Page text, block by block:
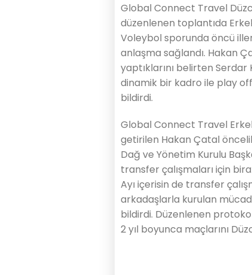
Global Connect Travel
düzenlenen toplantıda
Voleybol sporunda öncü
anlaşma sağlandı. Hakan
yaptıklarını belirten
dinamik bir kadro ile play
bildirdi.
Global Connect Travel
getirilen Hakan Çatal
Dağ ve Yönetim Kurulu
transfer çalışmaları için
Ayı içerisin de transfer
arkadaşlarla kurulan
bildirdi. Düzenlenen
2 yıl boyunca maçlarını